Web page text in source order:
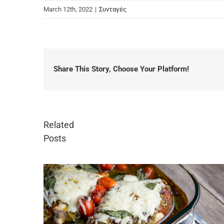
March 12th, 2022 | Συνταγές
Share This Story, Choose Your Platform!
Related
Posts
Πανεύκολο παγωτό
June 13th, 2024 | 0 Comments